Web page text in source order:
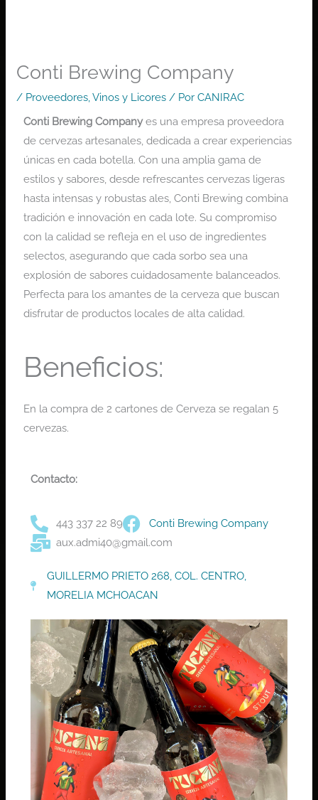
Conti Brewing Company
/ Proveedores,Vinos y Licores / PorCANIRAC
Conti Brewing Companyes una empresa proveedora
de cervezas artesanales, dedicada a crear experiencias
únicas en cada botella. Con una amplia gama de
estilos y sabores, desde refrescantes cervezas ligeras
hasta intensas y robustas ales, Conti Brewing combina
tradición e innovación en cada lote. Su compromiso
con la calidad se refleja en el uso de ingredientes
selectos, asegurando que cada sorbo sea una
explosión de sabores cuidadosamente balanceados.
Perfecta para los amantes de la cerveza que buscan
disfrutar de productos locales de alta calidad.
Beneficios:
En la compra de 2 cartones de Cerveza se regalan 5
cervezas.
Contacto:
443 337 22 89
Conti Brewing Company
aux.admi40@gmail.com
GUILLERMO PRIETO 268, COL. CENTRO,
MORELIA MCHOACAN